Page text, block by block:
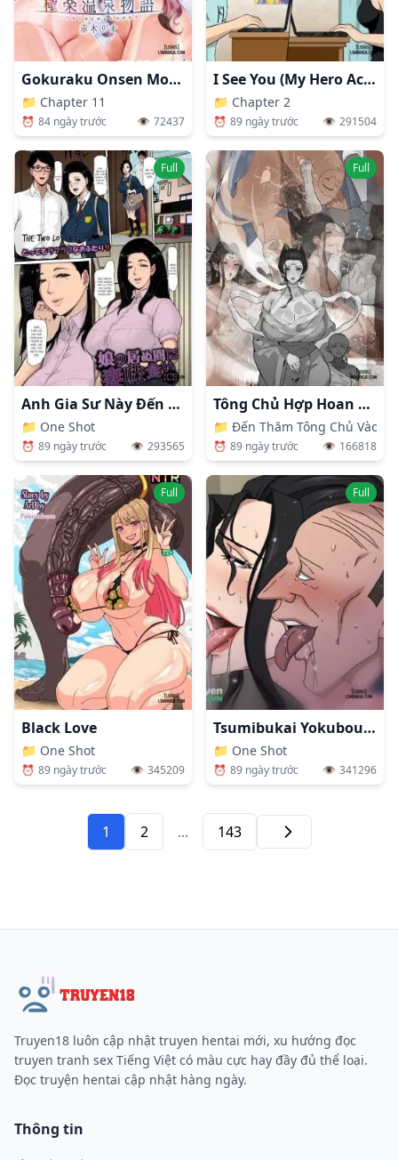
Gokuraku Onsen Monogatari
📁 Chapter 11
⏰ 84 ngày trước 👁️ 72437
I See You (My Hero Academia)
📁 Chapter 2
⏰ 89 ngày trước 👁️ 291504
Full
Anh Gia Sư Này Đến Mẹ Của Học Sinh Cũng Không Tha!
📁 One Shot
⏰ 89 ngày trước 👁️ 293565
Full
Tông Chủ Hợp Hoan Tông
📁 Đến Thăm Tông Chủ Vào
⏰ 89 ngày trước 👁️ 166818
Full
Black Love
📁 One Shot
⏰ 89 ngày trước 👁️ 345209
Full
Tsumibukai Yokubou Sp. 2
📁 One Shot
⏰ 89 ngày trước 👁️ 341296
1 2 ... 143 Tiếp
Truyen18 luôn cập nhật truyen hentai mới, xu hướng đọc
truyen tranh sex Tiếng Việt có màu cực hay đầy đủ thể loại.
Đọc truyện hentai cập nhật hàng ngày.
Thông tin